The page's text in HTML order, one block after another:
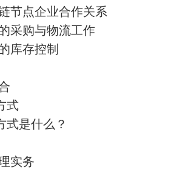
节点企业合作关系
采购与物流工作
库存控制
式
式是什么？
实务